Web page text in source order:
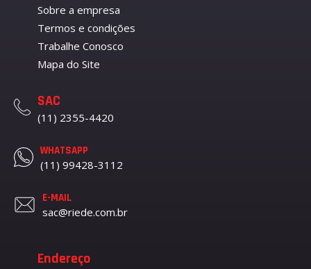
Sobre a empresa
Termos e condições
Trabalhe Conosco
Mapa do Site
SAC
(11) 2355-4420
WHATSAPP
(11) 99428-3112
E-MAIL
sac@riede.com.br
Endereço